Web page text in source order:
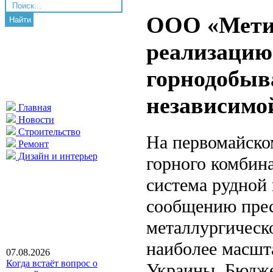
Найти
Главная
Новости
Строительство
Ремонт
Дизайн и интерьер
07.08.2026
Когда встаёт вопрос о
ООО
На
горного
система
сообщению
наиболее